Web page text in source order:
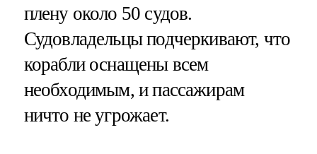
плену около 50 судов.
Судовладельцы подчеркивают, что
корабли оснащены всем
необходимым, и пассажирам
ничто не угрожает.